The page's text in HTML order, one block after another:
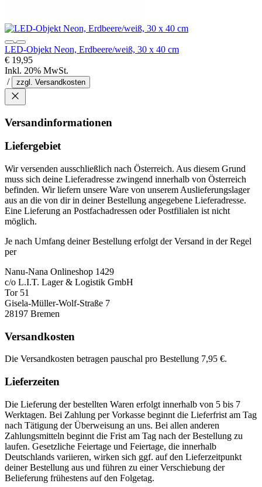
LED-Objekt Neon, Erdbeere/weiß, 30 x 40 cm
€ 19,95
Inkl. 20% MwSt.
/
zzgl. Versandkosten
Versandinformationen
Liefergebiet
Wir versenden ausschließlich nach Österreich. Aus diesem Grund
muss sich deine Lieferadresse zwingend innerhalb von Österreich
befinden. Wir liefern unsere Ware von unserem Auslieferungslager
aus an die von dir in deiner Bestellung angegebene Lieferadresse.
Eine Lieferung an Postfachadressen oder Postfilialen ist nicht
möglich.
Je nach Umfang deiner Bestellung erfolgt der Versand in der Regel
per
Nanu-Nana Onlineshop 1429
c/o L.I.T. Lager & Logistik GmbH
Tor 51
Gisela-Müller-Wolf-Straße 7
28197 Bremen
Versandkosten
Die Versandkosten betragen pauschal pro Bestellung 7,95 €.
Lieferzeiten
Die Lieferung der bestellten Waren erfolgt innerhalb von 5 bis 7
Werktagen. Bei Zahlung per Vorkasse beginnt die Lieferfrist am Tag
nach Tätigung der Überweisung an uns. Bei allen anderen
Zahlungsmitteln beginnt die Frist am Tag nach der Bestellung zu
laufen. Gesetzliche Feiertage und Feiertage, die innerhalb
Deutschlands variieren, wirken sich ggf. auf den Lieferzeitpunkt
deiner Bestellung aus und führen zu einer Verschiebung der
Belieferung frühestens auf den Folgetag.